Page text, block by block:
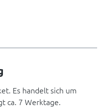
Es handelt sich um
ca. 7 Werktage.